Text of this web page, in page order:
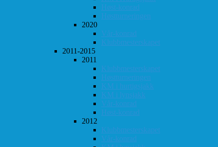
Høst-konrad
Høstturneringen
2020
Vår-konrad
Klubbmesterskapet
2011-2015
2011
Klubbmesterskapet
Høstturneringen
KM i hurtigsjakk
KM i lynsjakk
Vår-konrad
Høst-konrad
2012
Klubbmesterskapet
Vår-konrad